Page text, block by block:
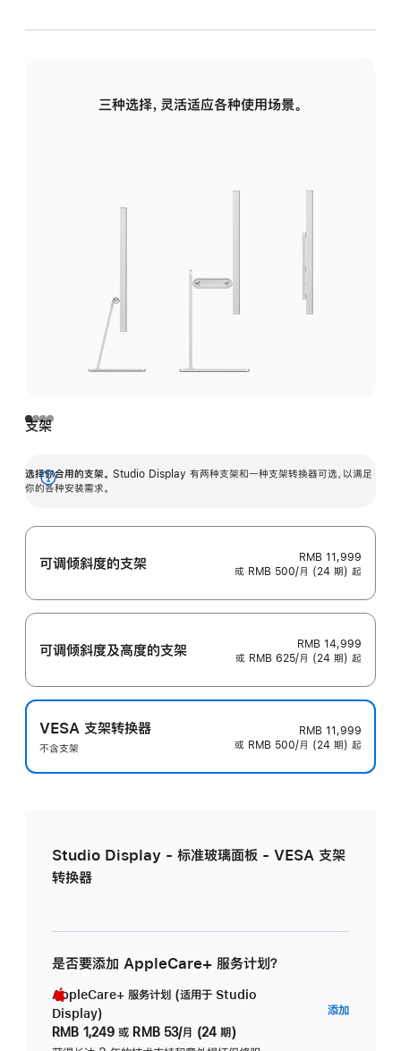
三种选择，灵活适应各种使用场景。
支架
选择你合用的支架。 Studio Display 有两种支架和一种支架转换器可选，以满足
你的各种安装需求。
展
可调倾斜度的支架
RMB 11,999
或 RMB 500/月 (24 期) 起
可调倾斜度及高‍度的支‍架
RMB 14,999
或 RMB 625/月 (24 期) 起
VESA 支架转换器
不含支架
RMB 11,999
或 RMB 500/月 (24 期) 起
Studio Display - 标准玻璃面板 - VESA 支架
转换器
是否要添加 AppleCare+ 服务计划？
AppleCare+ 服务计划 (适用于 Studio
Display)
RMB 1,249 或 RMB 53/月 (24 期)
添加